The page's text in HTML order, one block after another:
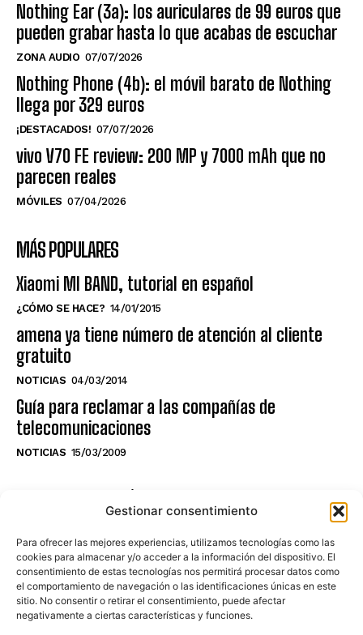
Gestionar consentimiento
Para ofrecer las mejores experiencias, utilizamos tecnologías como las
cookies para almacenar y/o acceder a la información del dispositivo. El
consentimiento de estas tecnologías nos permitirá procesar datos como
el comportamiento de navegación o las identificaciones únicas en este
sitio. No consentir o retirar el consentimiento, puede afectar
negativamente a ciertas características y funciones.
Nothing Ear (3a): los auriculares de 99 euros que
pueden grabar hasta lo que acabas de escuchar
ZONA AUDIO 07/07/2026
Nothing Phone (4b): el móvil barato de Nothing
llega por 329 euros
¡DESTACADOS! 07/07/2026
vivo V70 FE review: 200 MP y 7000 mAh que no
parecen reales
MÓVILES 07/04/2026
MÁS POPULARES
Xiaomi MI BAND, tutorial en español
¿CÓMO SE HACE? 14/01/2015
amena ya tiene número de atención al cliente
gratuito
NOTICIAS 04/03/2014
Guía para reclamar a las compañías de
telecomunicaciones
NOTICIAS 15/03/2009
NO TE PIERDAS LO ÚLTIMO DEL CANAL
Haz clic en «Estoy de acuerdo» para
activar Youtube
POLÍTICA DE COOKIES